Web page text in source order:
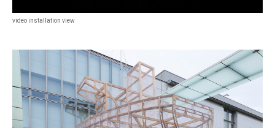
video installation view